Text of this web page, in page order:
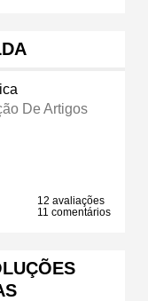
De Artigos
12 avaliações
11 comentários